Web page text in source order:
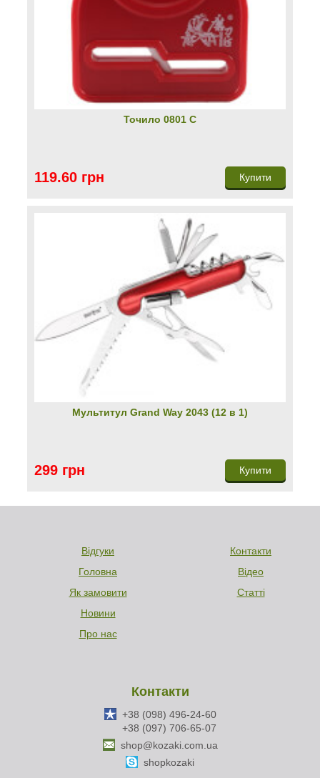
Точило 0801 C
119.60 грн Купити
Мультитул Grand Way 2043 (12 в 1)
299 грн Купити
Відгуки
Головна
Як замовити
Новини
Про нас
Контакти
Відео
Статті
Контакти
+38 (098) 496-24-60
+38 (097) 706-65-07
shop@kozaki.com.ua
shopkozaki